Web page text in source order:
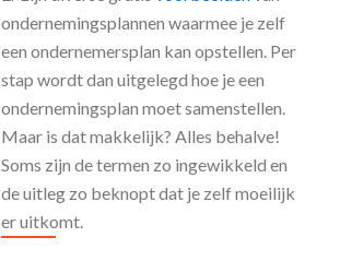
ondernemingsplannen waarmee je zelf
een ondernemersplan kan opstellen. Per
stap wordt dan uitgelegd hoe je een
ondernemingsplan moet samenstellen.
Maar is dat makkelijk? Alles behalve!
Soms zijn de termen zo ingewikkeld en
de uitleg zo beknopt dat je zelf moeilijk
er uitkomt.